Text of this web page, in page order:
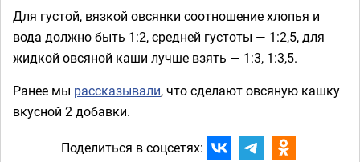
Для густой, вязкой овсянки соотношение хлопья и
вода должно быть 1:2, средней густоты — 1:2,5, для
жидкой овсяной каши лучше взять — 1:3, 1:3,5.
Ранее мы рассказывали, что сделают овсяную кашку
вкусной 2 добавки.
Поделиться в соцсетях: